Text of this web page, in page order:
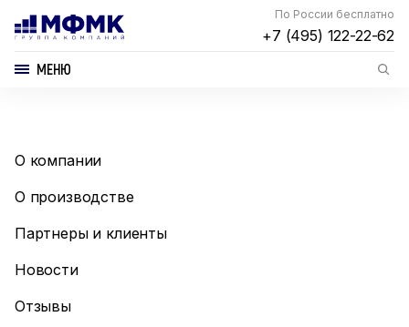
По России бесплатно
+7 (495) 122-22-62
МЕНЮ
О компании
О производстве
Партнеры и клиенты
Новости
Отзывы